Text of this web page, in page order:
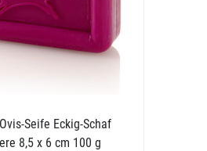
Seife Eckig-Schaf
8,5 x 6 cm 100 g